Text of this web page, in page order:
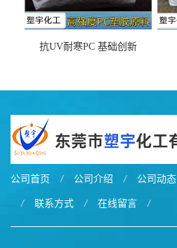
抗UV耐寒PC 基础创新
公司首页 / 公司介绍 / 公司动态
/ 联系方式 / 在线留言 /